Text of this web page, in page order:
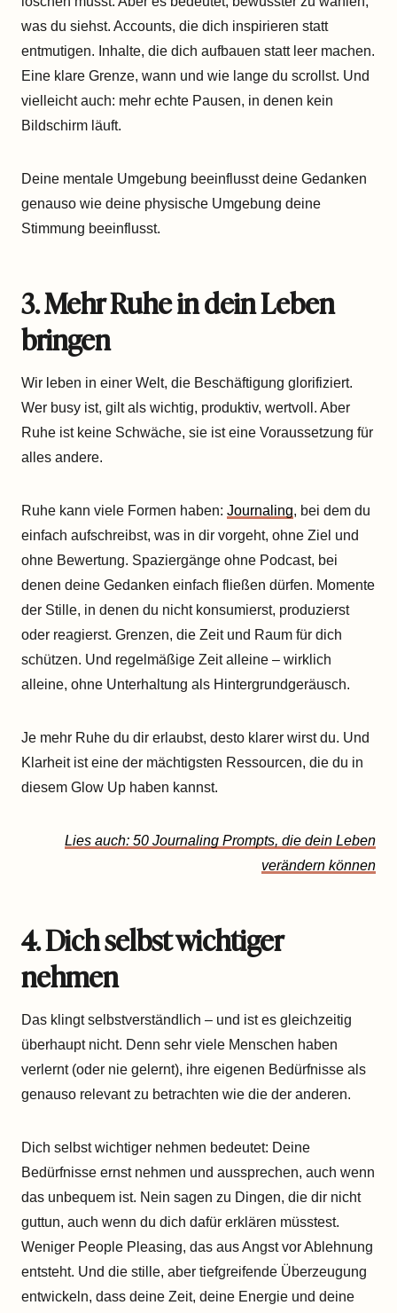
was du siehst. Accounts, die dich inspirieren statt
entmutigen. Inhalte, die dich aufbauen statt leer machen.
Eine klare Grenze, wann und wie lange du scrollst. Und
vielleicht auch: mehr echte Pausen, in denen kein
Bildschirm läuft.
Deine mentale Umgebung beeinflusst deine Gedanken
genauso wie deine physische Umgebung deine
Stimmung beeinflusst.
3. Mehr Ruhe in dein Leben
bringen
Wir leben in einer Welt, die Beschäftigung glorifiziert.
Wer busy ist, gilt als wichtig, produktiv, wertvoll. Aber
Ruhe ist keine Schwäche, sie ist eine Voraussetzung für
alles andere.
Ruhe kann viele Formen haben: Journaling, bei dem du
einfach aufschreibst, was in dir vorgeht, ohne Ziel und
ohne Bewertung. Spaziergänge ohne Podcast, bei
denen deine Gedanken einfach fließen dürfen. Momente
der Stille, in denen du nicht konsumierst, produzierst
oder reagierst. Grenzen, die Zeit und Raum für dich
schützen. Und regelmäßige Zeit alleine – wirklich
alleine, ohne Unterhaltung als Hintergrundgeräusch.
Je mehr Ruhe du dir erlaubst, desto klarer wirst du. Und
Klarheit ist eine der mächtigsten Ressourcen, die du in
diesem Glow Up haben kannst.
Lies auch: 50 Journaling Prompts, die dein Leben
verändern können
4. Dich selbst wichtiger
nehmen
Das klingt selbstverständlich – und ist es gleichzeitig
überhaupt nicht. Denn sehr viele Menschen haben
verlernt (oder nie gelernt), ihre eigenen Bedürfnisse als
genauso relevant zu betrachten wie die der anderen.
Dich selbst wichtiger nehmen bedeutet: Deine
Bedürfnisse ernst nehmen und aussprechen, auch wenn
das unbequem ist. Nein sagen zu Dingen, die dir nicht
guttun, auch wenn du dich dafür erklären müsstest.
Weniger People Pleasing, das aus Angst vor Ablehnung
entsteht. Und die stille, aber tiefgreifende Überzeugung
entwickeln, dass deine Zeit, deine Energie und deine